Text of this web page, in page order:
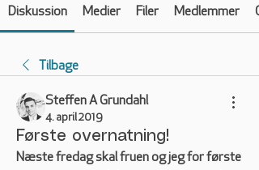
Diskussion Medier Filer Medlemmer
Tilbage
Steffen A Grundahl
4. april 2019
Første overnatning!
Næste fredag skal fruen og jeg for første